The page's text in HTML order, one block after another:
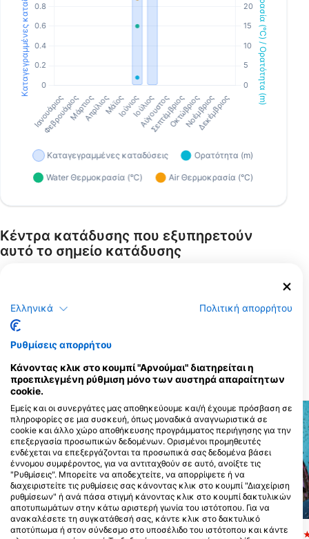
Κέντρα κατάδυσης που εξυπηρετούν
αυτό το σημείο κατάδυσης
Mulberry Marine
Experiences
Suite 2, Unit 16 Sherrington Mews,
PO20 0FJ Selsey, West Sussex,
ΗΝΩΜΕΝΟ ΒΑΣΙΛΕΙΟ
ΚΟΝΤΙΝΕΣ ΠΕΡΙΟΧΕΣ ΚΑΤΑΔΥΣΗΣ
Mares, Predrag Vuckovic
UB1195 (★1.0)
Mares, Janez Kranjc
Hedwig Lunstedt
Ελληνικά Πολιτική απορρήτου
Ρυθμίσεις απορρήτου
Κάνοντας κλικ στο κουμπί "Αρνούμαι" διατηρείται η
προεπιλεγμένη ρύθμιση μόνο των αυστηρά απαραίτητων
cookie.
Εμείς και οι συνεργάτες μας αποθηκεύουμε και/ή έχουμε πρόσβαση σε
πληροφορίες σε μια συσκευή, όπως μοναδικά αναγνωριστικά σε
cookie και άλλο χώρο αποθήκευσης προγράμματος περιήγησης για την
επεξεργασία προσωπικών δεδομένων. Ορισμένοι προμηθευτές
ενδέχεται να επεξεργάζονται τα προσωπικά σας δεδομένα βάσει
έννομου συμφέροντος, για να αντιταχθούν σε αυτό, ανοίξτε τις
"Ρυθμίσεις". Μπορείτε να αποδεχτείτε, να απορρίψετε ή να
διαχειριστείτε τις ρυθμίσεις σας κάνοντας κλικ στο κουμπί "Διαχείριση
ρυθμίσεων" ή ανά πάσα στιγμή κάνοντας κλικ στο κουμπί δακτυλικών
αποτυπωμάτων στην κάτω αριστερή γωνία του ιστότοπου. Για να
ανακαλέσετε τη συγκατάθεσή σας, κάντε κλικ στο δακτυλικό
αποτύπωμα ή στον σύνδεσμο στο υποσέλιδο του ιστότοπου και κάντε